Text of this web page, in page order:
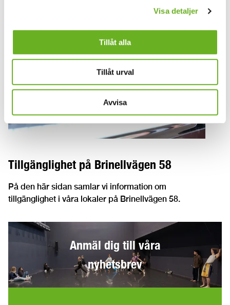
Visa detaljer
Tillåt alla
Tillåt urval
Avvisa
Tillgänglighet på Brinellvägen 58
På den här sidan samlar vi information om
tillgänglighet i våra lokaler på Brinellvägen 58.
Anmäl dig till våra
nyhetsbrev